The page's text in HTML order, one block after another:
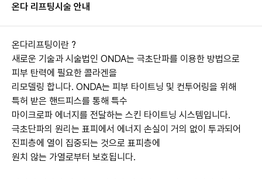
온다 리프팅시술 안내
온다리프팅이란 ?
새로운 기술과 시술법인 ONDA는 극초단파를 이용한 방법으로
피부 탄력에 필요한 콜라겐을
리모델링 합니다. ONDA는 피부 타이트닝 및 컨투어링을 위해
특허 받은 핸드피스를 통해 특수
마이크로파 에너지를 전달하는 스킨 타이트닝 시스템입니다.
극초단파의 원리는 표피에서 에너지 손실이 거의 없이 투과되어
진피층에 열이 집중되는 것으로 표피층에
원치 않는 가열로부터 보호됩니다.